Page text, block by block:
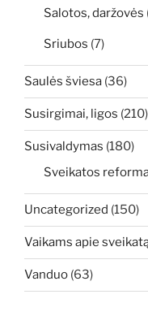
Salotos, daržovės
Sriubos (7)
Saulės šviesa (36)
Susirgimai, ligos (210)
Susivaldymas (180)
Sveikatos reforma
Uncategorized (150)
Vaikams apie
Vanduo (63)